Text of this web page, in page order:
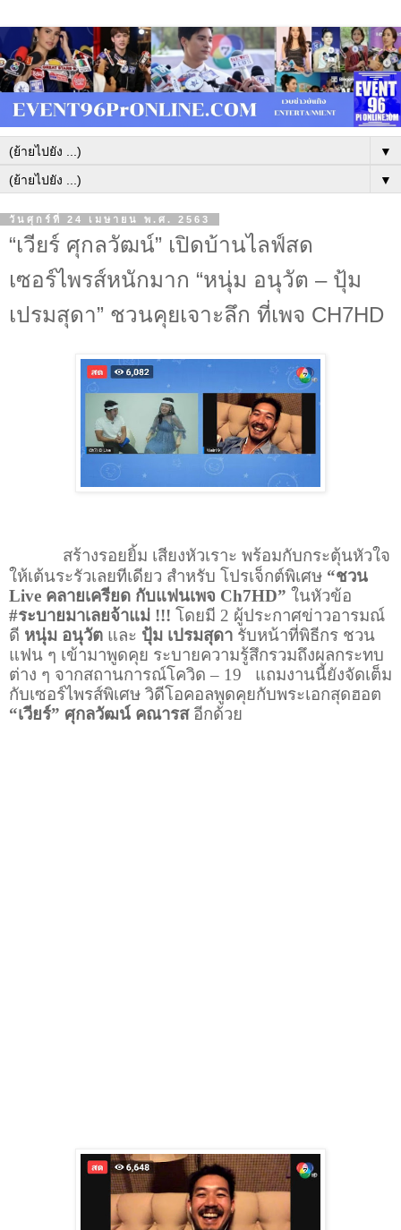
▼
▼
วันศุกร์ที่ 24 เมษายน พ.ศ. 2563
“เวียร์ ศุกลวัฒน์” เปิดบ้านไลฟ์สด
เซอร์ไพรส์หนักมาก “หนุ่ม อนุวัต – ปุ้ม
เปรมสุดา” ชวนคุยเจาะลึก ที่เพจ CH7HD
สร้างรอยยิ้ม เสียงหัวเราะ พร้อมกับกระตุ้นหัวใจ
ให้เต้นระรัวเลยทีเดียว สำหรับ โปรเจ็กต์พิเศษ “ชวน
Live คลายเครียด กับแฟนเพจ Ch7HD” ในหัวข้อ
#ระบายมาเลยจ้าแม่ !!! โดยมี 2 ผู้ประกาศข่าวอารมณ์
ดี หนุ่ม อนุวัต และ ปุ้ม เปรมสุดา รับหน้าที่พิธีกร ชวน
แฟน ๆ เข้ามาพูดคุย ระบายความรู้สึกรวมถึงผลกระทบ
ต่าง ๆ จากสถานการณ์โควิด – 19
แถมงานนี้ยังจัดเต็ม
กับเซอร์ไพรส์พิเศษ วิดีโอคอลพูดคุยกับพระเอกสุดฮอต
“เวียร์” ศุกลวัฒน์ คณารส อีกด้วย